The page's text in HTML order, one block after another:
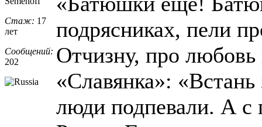
Стаж: 17
лет
Сообщений:
202
подрясниках, пели
Отчизну, про любовь
«Славянка»: «Встань
люди подпевали. А с